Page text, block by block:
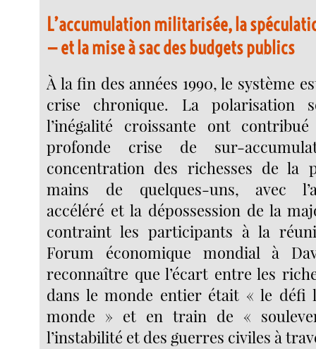
L’accumulation militarisée, la
— et la mise à sac des budgets publics
À la fin des années 1990, le système
crise chronique. La polarisation
l’inégalité croissante ont
profonde crise de sur-
concentration des richesses de la
mains de quelques-uns, avec
accéléré et la dépossession de la
contraint les participants à la
Forum économique mondial à
reconnaître que l’écart entre les
dans le monde entier était « le défi
monde » et en train de «
l’instabilité et des guerres civiles à